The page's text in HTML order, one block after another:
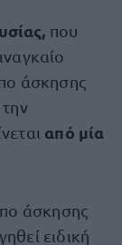
που
άσκησης
από μία
άσκησης
ειδική